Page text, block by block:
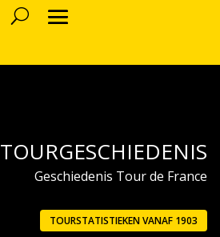
TOURGESCHIEDENIS
Geschiedenis Tour de France
TOURSTATISTIEKEN VANAF 1903